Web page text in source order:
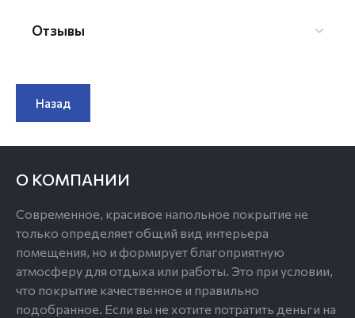
Отзывы
Назад
О КОМПАНИИ
Современное, красивое напольное покрытие не
только определяет общий вид интерьера
помещения, но и формирует благоприятную
атмосферу для отдыха или работы. Это при условии,
что покрытие качественное и правильно
подобранное. Если вы не хотите потратить деньги на